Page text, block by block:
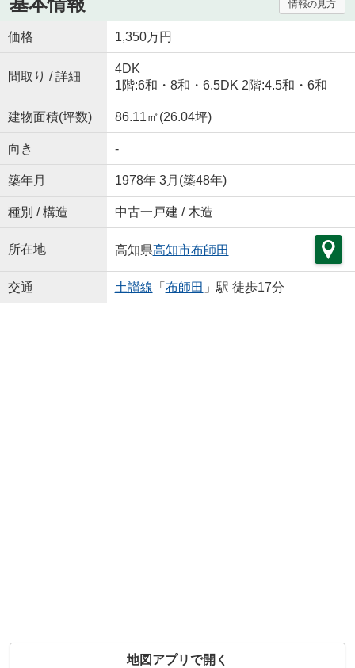
情報の見方
価格 1,350万円
間取り / 詳細
4DK
1階:6和・8和・6.5DK 2階:4.5和・6和
建物面積(坪数) 86.11㎡(26.04坪)
向き -
築年月 1978年 3月(築48年)
種別 / 構造 中古一戸建 / 木造
所在地 高知県高知市布師田
交通 土讃線 「 布師田 」駅 徒歩17分
地図アプリで開く